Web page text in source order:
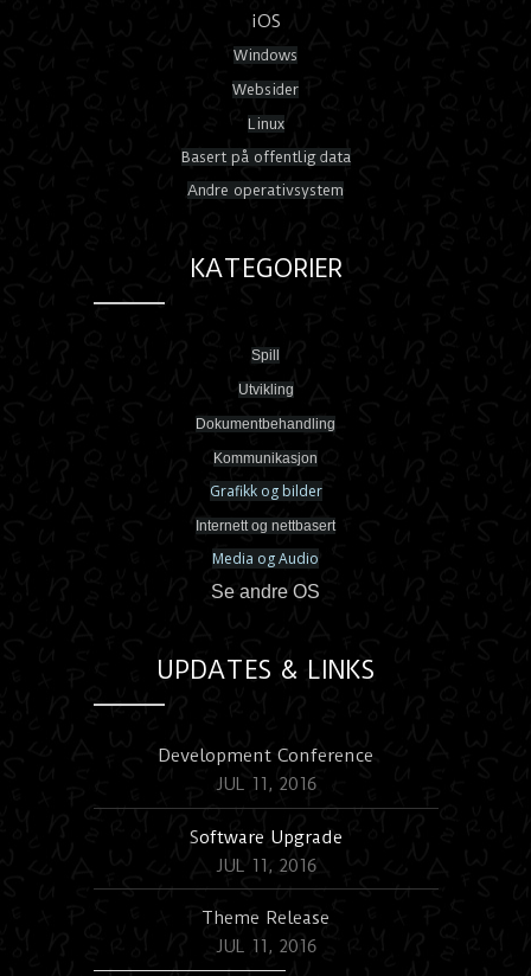
iOS
Windows
Websider
Linux
Basert på offentlig data
Andre operativsystem
KATEGORIER
Spill
Utvikling
Dokumentbehandling
Kommunikasjon
Grafikk og bilder
Internett og nettbasert
Media og Audio
Se andre OS
UPDATES & LINKS
Development Conference
JUL 11, 2016
Software Upgrade
JUL 11, 2016
Theme Release
JUL 11, 2016